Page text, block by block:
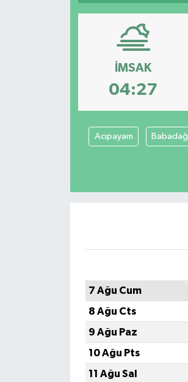
İMSAK
04:27
Acıpayam Babadağ
7 Ağu Cum
8 Ağu Cts
9 Ağu Paz
10 Ağu Pts
11 Ağu Sal